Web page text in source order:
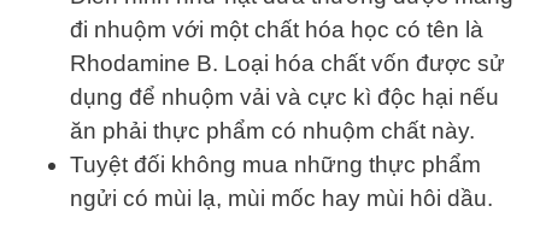
đi nhuộm với một chất hóa học có tên là
Rhodamine B. Loại hóa chất vốn được sử
dụng để nhuộm vải và cực kì độc hại nếu
ăn phải thực phẩm có nhuộm chất này.
Tuyệt đối không mua những thực phẩm
ngửi có mùi lạ, mùi mốc hay mùi hôi dầu.